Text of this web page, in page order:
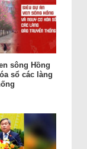
sông Hồng
sổ các làng